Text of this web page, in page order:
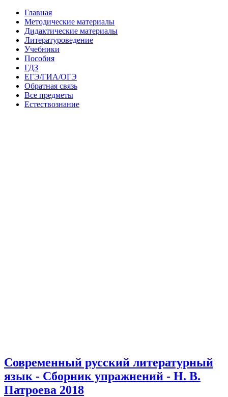
Главная
Методические материалы
Дидактические материалы
Литературоведение
Учебники
Пособия
ГДЗ
ЕГЭ/ГИА/ОГЭ
Обратная связь
Все предметы
Естествознание
Современный русский литературный
язык - Сборник упражнений - Н. В.
Патроева 2018